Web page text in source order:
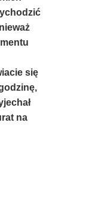
się
na